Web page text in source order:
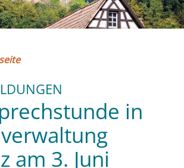
in
am 3. Juni